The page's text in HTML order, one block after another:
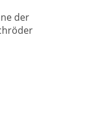
der